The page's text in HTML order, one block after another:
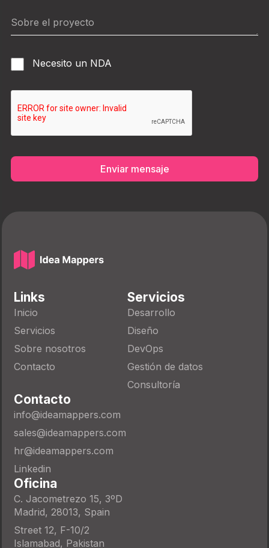
Necesito un NDA
Enviar mensaje
Links
Inicio
Servicios
Sobre nosotros
Contacto
Servicios
Desarrollo
Diseño
DevOps
Gestión de datos
Consultoría
Contacto
info@ideamappers.com
sales@ideamappers.com
hr@ideamappers.com
Linkedin
Oficina
C. Jacometrezo 15, 3ºD
Madrid, 28013, Spain
Street 12, F-10/2
Islamabad, Pakistan